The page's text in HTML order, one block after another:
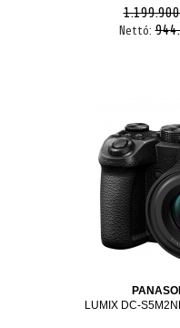
Nettó:
LUMIX DC-